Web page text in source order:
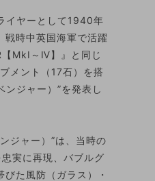
イヤーとして1940年
戦時中英国海軍で活躍
【MkⅠ～Ⅳ】』と同じ
メント（17石）を搭
ンジャー）”を発表し
ジャー）”は、当時の
実に再現、バブルグ
た風防（ガラス）・